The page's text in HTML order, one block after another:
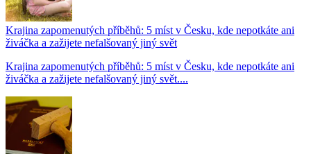
Krajina zapomenutých příběhů: 5 míst v Česku, kde nepotkáte ani
živáčka a zažijete nefalšovaný jiný svět
Krajina zapomenutých příběhů: 5 míst v Česku, kde nepotkáte ani
živáčka a zažijete nefalšovaný jiný svět....